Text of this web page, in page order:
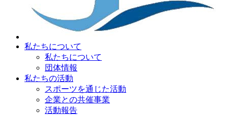
私たちについて
私たちについて
団体情報
私たちの活動
スポーツを通じた活動
企業との共催事業
活動報告